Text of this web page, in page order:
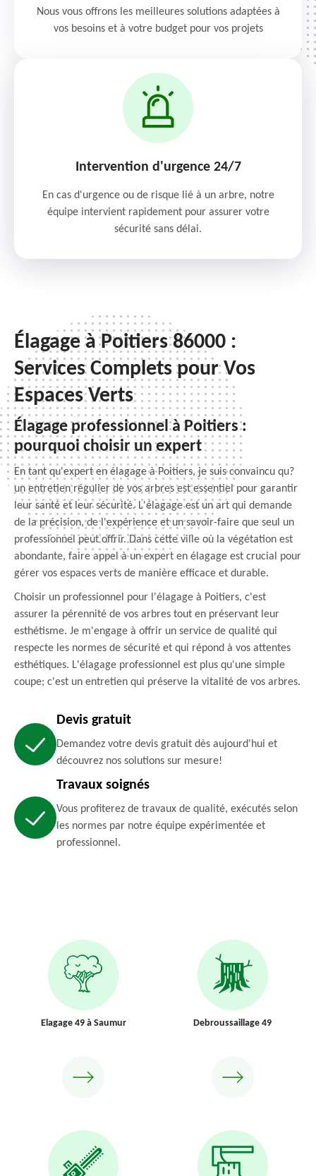
Nous vous offrons les meilleures solutions adaptées à
vos besoins et à votre budget pour vos projets
Intervention d'urgence 24/7
En cas d'urgence ou de risque lié à un arbre, notre
équipe intervient rapidement pour assurer votre
sécurité sans délai.
Élagage à Poitiers 86000 :
Services Complets pour Vos
Espaces Verts
Élagage professionnel à Poitiers :
pourquoi choisir un expert
En tant qu'expert en élagage à Poitiers, je suis convaincu qu?
un entretien régulier de vos arbres est essentiel pour garantir
leur santé et leur sécurité. L'élagage est un art qui demande
de la précision, de l'expérience et un savoir-faire que seul un
professionnel peut offrir. Dans cette ville où la végétation est
abondante, faire appel à un expert en élagage est crucial pour
gérer vos espaces verts de manière efficace et durable.
Choisir un professionnel pour l'élagage à Poitiers, c'est
assurer la pérennité de vos arbres tout en préservant leur
esthétisme. Je m'engage à offrir un service de qualité qui
respecte les normes de sécurité et qui répond à vos attentes
esthétiques. L'élagage professionnel est plus qu'une simple
coupe; c'est un entretien qui préserve la vitalité de vos arbres.
Devis gratuit
Demandez votre devis gratuit dès aujourd'hui et
découvrez nos solutions sur mesure!
Travaux soignés
Vous profiterez de travaux de qualité, exécutés selon
les normes par notre équipe expérimentée et
professionnel.
Elagage 49 à Saumur Debroussaillage 49